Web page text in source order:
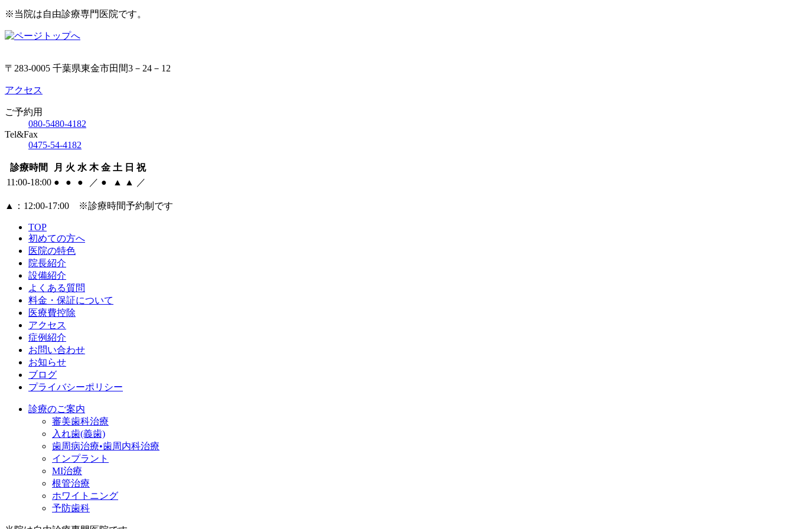
※当院は自由診療専門医院です。
〒283-0005 千葉県東金市田間3－24－12
アクセス
ご予約用
080-5480-4182
Tel&Fax
0475-54-4182
診療時間 月 火 水 木 金 土 日 祝
11:00-18:00 ● ● ● ／ ● ▲ ▲ ／
▲ ：12:00‐17:00 ※診療時間予約制です
TOP
初めての方へ
医院の特色
院長紹介
設備紹介
よくある質問
料金・保証について
医療費控除
アクセス
症例紹介
お問い合わせ
お知らせ
ブログ
プライバシーポリシー
診療のご案内
審美歯科治療
入れ歯(義歯)
歯周病治療•歯周内科治療
インプラント
MI治療
根管治療
ホワイトニング
予防歯科